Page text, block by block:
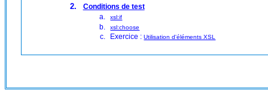
Conditions de test
xsl:if
xsl:choose
Exercice :Utilisation d'éléments XSL